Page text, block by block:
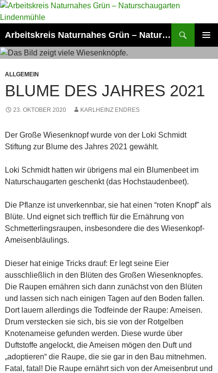
Zum
Inhalt
Arbeitskreis Naturnahes Grün – Naturschaugarten Lindenmühle
ALLGEMEIN
BLUME DES JAHRES 2021
23. OKTOBER 2020 KARLHEINZ ENDRES
Der Große Wiesenknopf wurde von der Loki Schmidt
Stiftung zur Blume des Jahres 2021 gewählt.
Loki Schmidt hatten wir übrigens mal ein Blumenbeet im
Naturschaugarten geschenkt (das Hochstaudenbeet).
Die Pflanze ist unverkennbar, sie hat einen “roten Knopf” als
Blüte. Und eignet sich trefflich für die Ernährung von
Schmetterlingsraupen, insbesondere die des Wiesenkopf-
Ameisenbläulings.
Dieser hat einige Tricks drauf: Er legt seine Eier
ausschließlich in den Blüten des Großen Wiesenknopfes.
Die Raupen ernähren sich dann zunächst von den Blüten
und lassen sich nach einigen Tagen auf den Boden fallen.
Dort lauern allerdings die Todfeinde der Raupe: Ameisen.
Drum verstecken sie sich, bis sie von der Rotgelben
Knotenameise gefunden werden. Diese wurde über
Duftstoffe angelockt, die Ameisen mögen den Duft und
„adoptieren“ die Raupe, die sie gar in den Bau mitnehmen.
Fatal, fatal! Die Raupe ernährt sich von der Ameisenbrut und